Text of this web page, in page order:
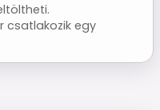
csatlakozik egy